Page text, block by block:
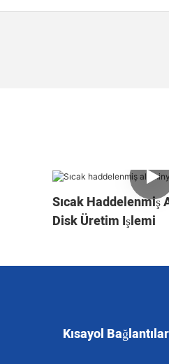
Sıcak Haddelenmiş
Disk Üretim Işlemi
Kısayol